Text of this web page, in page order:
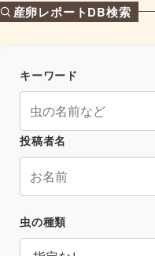
産卵レポートDB検索
キーワード
投稿者名
虫の種類